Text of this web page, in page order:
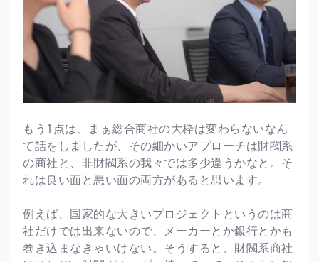
もう1点は、まぁ総合商社の大枠は変わらないなん
て話をしましたが、その細かいアプローチは財閥系
の商社と、非財閥系の我々では多少違うかなと。そ
れは良い面と悪い面の両方があると思います。
例えば、国家的な大きいプロジェクトというのは商
社だけでは出来ないので、メーカーとか銀行とかも
巻き込まなきゃいけない。そうすると、財閥系商社